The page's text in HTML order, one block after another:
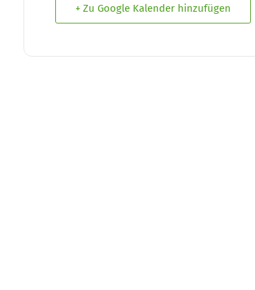
+ Zu Google Kalender hinzufügen